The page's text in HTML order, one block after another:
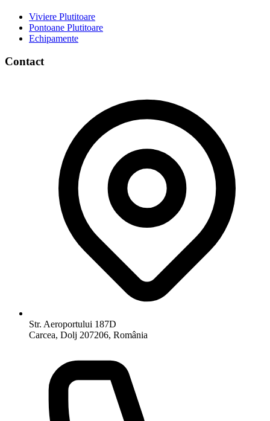
Viviere Plutitoare
Pontoane Plutitoare
Echipamente
Contact
Str. Aeroportului 187D
Carcea, Dolj 207206, România